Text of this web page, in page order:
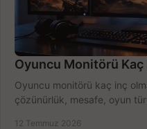
Oyuncu Monitörü Kaç
Oyuncu monitörü kaç inç
çözünürlük, mesafe, oyun
12 Temmuz 2026